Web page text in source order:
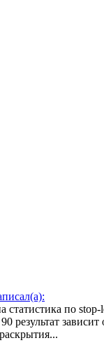
статистика по stop-
результат зависит